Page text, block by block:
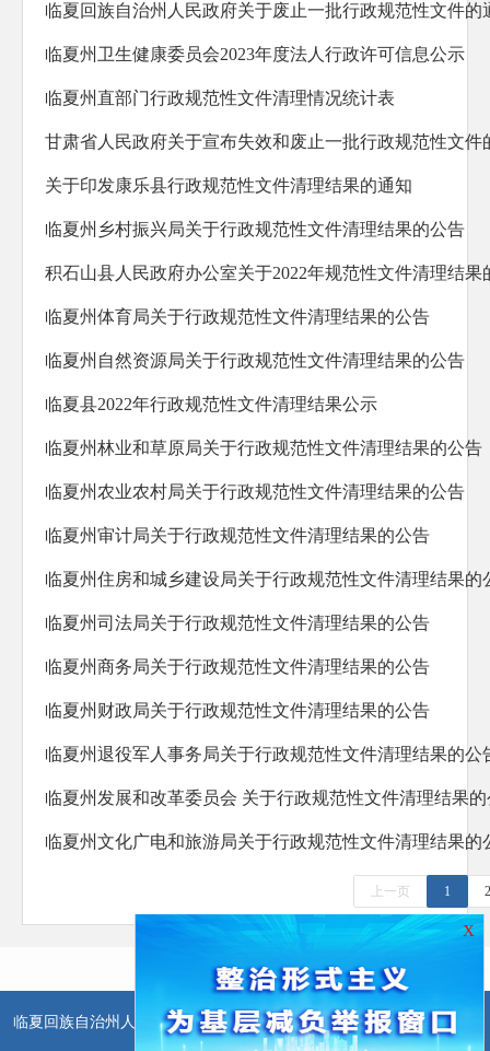
临夏回族自治州人民政府关于废止一批行政规范性文件的
临夏州卫生健康委员会2023年度法人行政许可信息公示
临夏州直部门行政规范性文件清理情况统计表
甘肃省人民政府关于宣布失效和废止一批行政规范性文件
关于印发康乐县行政规范性文件清理结果的通知
临夏州乡村振兴局关于行政规范性文件清理结果的公告
积石山县人民政府办公室关于2022年规范性文件清理结果
临夏州体育局关于行政规范性文件清理结果的公告
临夏州自然资源局关于行政规范性文件清理结果的公告
临夏县2022年行政规范性文件清理结果公示
临夏州林业和草原局关于行政规范性文件清理结果的公告
临夏州农业农村局关于行政规范性文件清理结果的公告
临夏州审计局关于行政规范性文件清理结果的公告
临夏州住房和城乡建设局关于行政规范性文件清理结果的
临夏州司法局关于行政规范性文件清理结果的公告
临夏州商务局关于行政规范性文件清理结果的公告
临夏州财政局关于行政规范性文件清理结果的公告
临夏州退役军人事务局关于行政规范性文件清理结果的公
临夏州发展和改革委员会 关于行政规范性文件清理结果
临夏州文化广电和旅游局关于行政规范性文件清理结果的
上一页 1 2
临夏回族自治州人民政府办公室主办 临夏回族自治州人民政府信息中
心承办
X